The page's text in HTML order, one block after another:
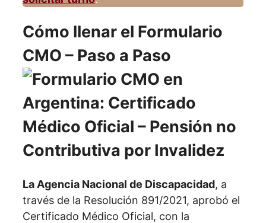
Cómo llenar el Formulario
CMO – Paso a Paso
La Agencia Nacional de Discapacidad, a
través de la Resolución 891/2021, aprobó el
Certificado Médico Oficial, con la